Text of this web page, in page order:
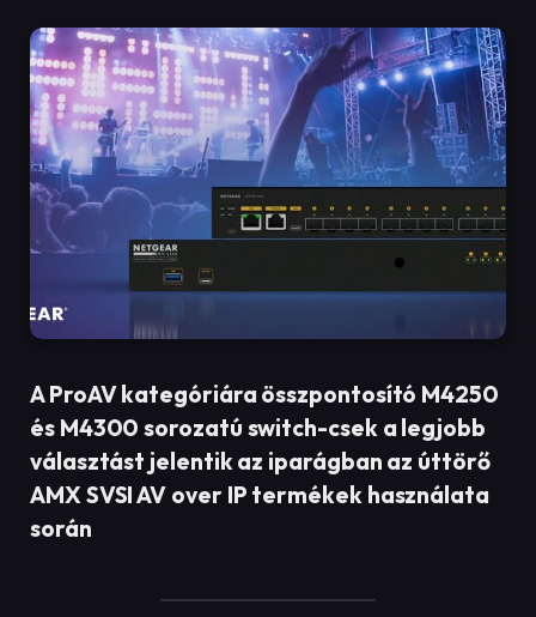
A ProAV kategóriára összpontosító M4250
és M4300 sorozatú switch-csek a legjobb
választást jelentik az iparágban az úttörő
AMX SVSI AV over IP termékek használata
során